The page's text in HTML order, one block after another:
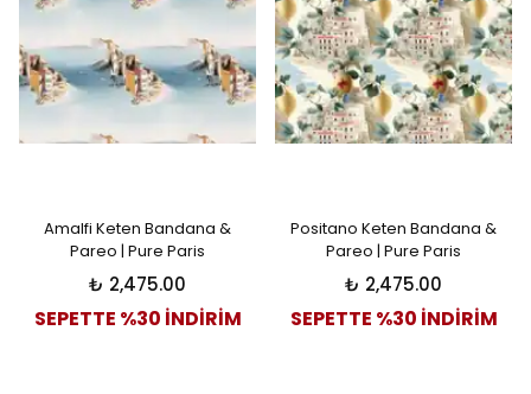
Amalfi Keten Bandana &
Pareo | Pure Paris
₺ 2,475.00
SEPETTE %30 İNDİRİM
Positano Keten Bandana &
Pareo | Pure Paris
₺ 2,475.00
SEPETTE %30 İNDİRİM